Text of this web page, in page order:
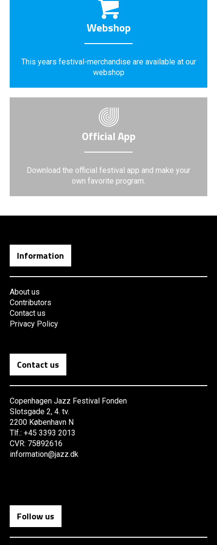
Webshop
This years festival-merchandise are available at our
webshop
Official App
Download the official festival app and make your
own favorite program.
Information
About us
Contributors
Contact us
Privacy Policy
Contact us
Copenhagen Jazz Festival Fonden
Slotsgade 2, 4. tv.
2200 København N
Tlf.: +45 3393 2013
CVR: 75892616
information@jazz.dk
Follow us